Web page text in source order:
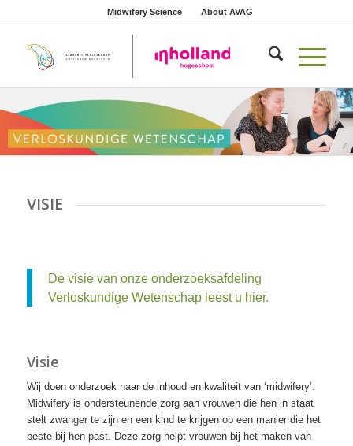
Midwifery Science About AVAG
VISIE
De visie van onze onderzoeksafdeling
Verloskundige Wetenschap leest u hier.
Visie
Wij doen onderzoek naar de inhoud en kwaliteit van ‘midwifery’.
Midwifery is ondersteunende zorg aan vrouwen die hen in staat
stelt zwanger te zijn en een kind te krijgen op een manier die het
beste bij hen past. Deze zorg helpt vrouwen bij het maken van